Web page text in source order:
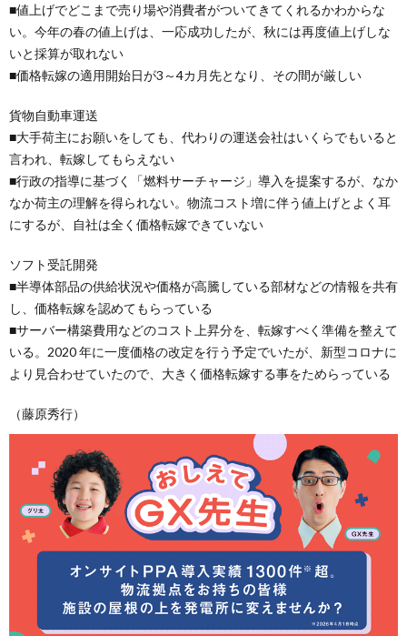
■値上げでどこまで売り場や消費者がついてきてくれるかわからな
い。今年の春の値上げは、一応成功したが、秋には再度値上げしな
いと採算が取れない
■価格転嫁の適用開始日が3～4カ月先となり、その間が厳しい
貨物自動車運送
■大手荷主にお願いをしても、代わりの運送会社はいくらでもいると
言われ、転嫁してもらえない
■行政の指導に基づく「燃料サーチャージ」導入を提案するが、なか
なか荷主の理解を得られない。物流コスト増に伴う値上げとよく耳
にするが、自社は全く価格転嫁できていない
ソフト受託開発
■半導体部品の供給状況や価格が高騰している部材などの情報を共有
し、価格転嫁を認めてもらっている
■サーバー構築費用などのコスト上昇分を、転嫁すべく準備を整えて
いる。2020 年に一度価格の改定を行う予定でいたが、新型コロナに
より見合わせていたので、大きく価格転嫁する事をためらっている
（藤原秀行）